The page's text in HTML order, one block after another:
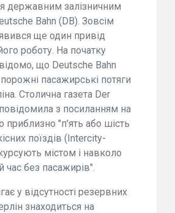
державним залізничним
Bahn (DB). Зовсім
ще один привід
роботу. На початку
що Deutsche Bahn
пасажирські потяги
Столична газета Der
з посиланням на
приблизно "п'ять або шість
поїздів (Intercity-
містом і навколо
час без пасажирів".
у відсутності резервних
знаходиться на